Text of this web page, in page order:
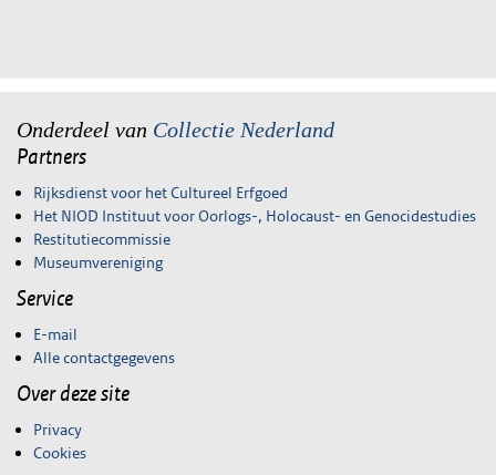
Onderdeel van Collectie Nederland
Partners
Rijksdienst voor het Cultureel Erfgoed
Het NIOD Instituut voor Oorlogs-, Holocaust- en Genocidestudies
Restitutiecommissie
Museumvereniging
Service
E-mail
Alle contactgegevens
Over deze site
Privacy
Cookies